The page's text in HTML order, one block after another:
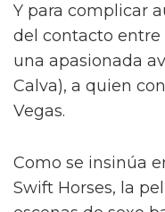
Y para complicar
del contacto entre
una apasionada
Calva), a quien
Vegas.
Como se insinúa
Swift Horses, la